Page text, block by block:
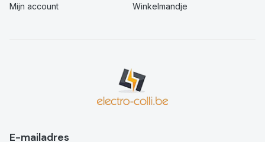
Mijn account Winkelmandje
E-mailadres